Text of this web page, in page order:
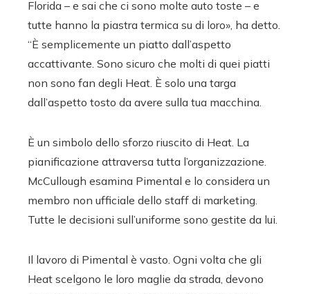
Florida – e sai che ci sono molte auto toste – e
tutte hanno la piastra termica su di loro», ha detto.
“È semplicemente un piatto dall’aspetto
accattivante. Sono sicuro che molti di quei piatti
non sono fan degli Heat. È solo una targa
dall’aspetto tosto da avere sulla tua macchina.
È un simbolo dello sforzo riuscito di Heat. La
pianificazione attraversa tutta l’organizzazione.
McCullough esamina Pimental e lo considera un
membro non ufficiale dello staff di marketing.
Tutte le decisioni sull’uniforme sono gestite da lui.
Il lavoro di Pimental è vasto. Ogni volta che gli
Heat scelgono le loro maglie da strada, devono